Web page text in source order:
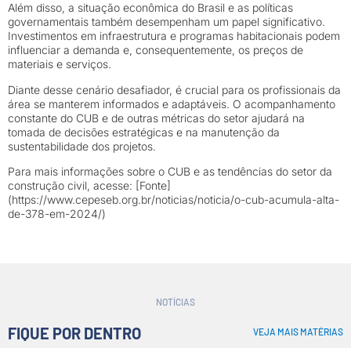
Além disso, a situação econômica do Brasil e as políticas
governamentais também desempenham um papel significativo.
Investimentos em infraestrutura e programas habitacionais podem
influenciar a demanda e, consequentemente, os preços de
materiais e serviços.
Diante desse cenário desafiador, é crucial para os profissionais da
área se manterem informados e adaptáveis. O acompanhamento
constante do CUB e de outras métricas do setor ajudará na
tomada de decisões estratégicas e na manutenção da
sustentabilidade dos projetos.
Para mais informações sobre o CUB e as tendências do setor da
construção civil, acesse: [Fonte]
(https://www.cepeseb.org.br/noticias/noticia/o-cub-acumula-alta-
de-378-em-2024/)
NOTÍCIAS
FIQUE POR DENTRO VEJA MAIS MATÉRIAS